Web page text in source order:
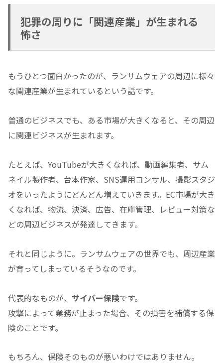
犯罪の周りに「関連産業」が生まれる
怖さ
もうひとつ面白かったのが、ランサムウェアの周辺に様々
な関連産業が生まれているという話です。
普通のビジネスでも、ある市場が大きくなると、その周辺
に関連ビジネスが生まれます。
たとえば、YouTubeが大きくなれば、動画編集者、サム
ネイル製作者、台本作家、SNS運用コンサル、撮影スタジ
オをいったようにどんどん増えていきます。EC市場が大き
くなれば、物流、決済、広告、在庫管理、レビュー対策な
どの周辺ビジネスが発達してきます。
それと同じように。ランサムウェアの世界でも、周辺産業
が育ってしまっているそうなのです。
代表的なものが、 サイバー保険です。
攻撃によって業務が止まった場合、その損害を補償する保
険のことです。
もちろん、保険そのものが悪いわけではありません。